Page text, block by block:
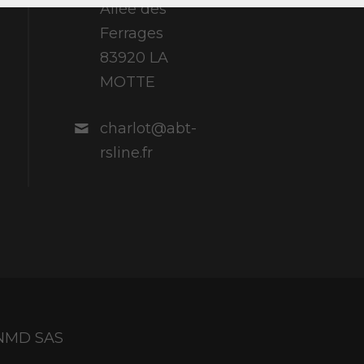
Allée des
Ferrages
83920 LA
MOTTE
charlot@abt-
rsline.fr
SAS